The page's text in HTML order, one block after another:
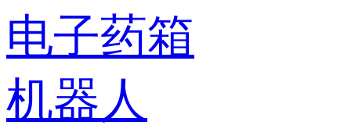
电子药箱
机器人